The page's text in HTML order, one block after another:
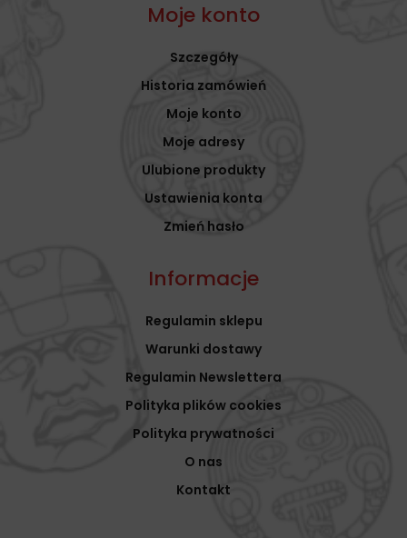
Moje konto
Szczegóły
Historia zamówień
Moje konto
Moje adresy
Ulubione produkty
Ustawienia konta
Zmień hasło
Informacje
Regulamin sklepu
Warunki dostawy
Regulamin Newslettera
Polityka plików cookies
Polityka prywatności
O nas
Kontakt